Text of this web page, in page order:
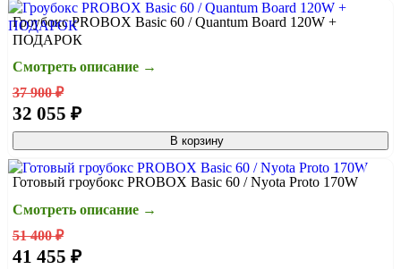
Гроубокс PROBOX Basic 60 / Quantum Board 120W +
ПОДАРОК
Смотреть описание →
37 900 ₽
32 055 ₽
В корзину
Готовый гроубокс PROBOX Basic 60 / Nyota Proto 170W
Смотреть описание →
51 400 ₽
41 455 ₽